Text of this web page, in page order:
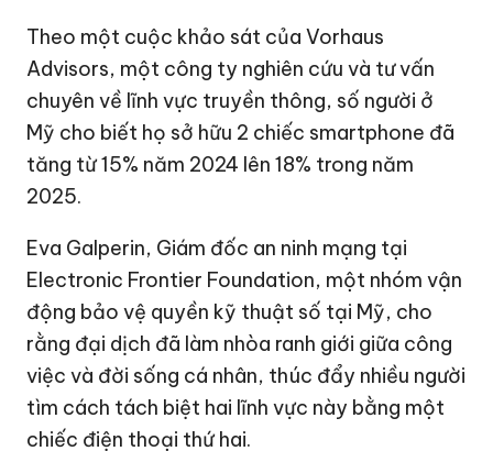
Theo một cuộc khảo sát của Vorhaus
Advisors, một công ty nghiên cứu và tư vấn
chuyên về lĩnh vực truyền thông, số người ở
Mỹ cho biết họ sở hữu 2 chiếc smartphone đã
tăng từ 15% năm 2024 lên 18% trong năm
2025.
Eva Galperin, Giám đốc an ninh mạng tại
Electronic Frontier Foundation, một nhóm vận
động bảo vệ quyền kỹ thuật số tại Mỹ, cho
rằng đại dịch đã làm nhòa ranh giới giữa công
việc và đời sống cá nhân, thúc đẩy nhiều người
tìm cách tách biệt hai lĩnh vực này bằng một
chiếc điện thoại thứ hai.